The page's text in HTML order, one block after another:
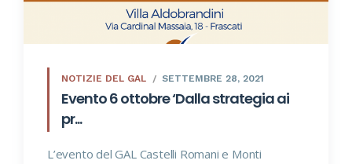
NOTIZIE DEL GAL SETTEMBRE 28, 2021
Evento 6 ottobre ‘Dalla strategia ai
pr...
L’evento del GAL Castelli Romani e Monti